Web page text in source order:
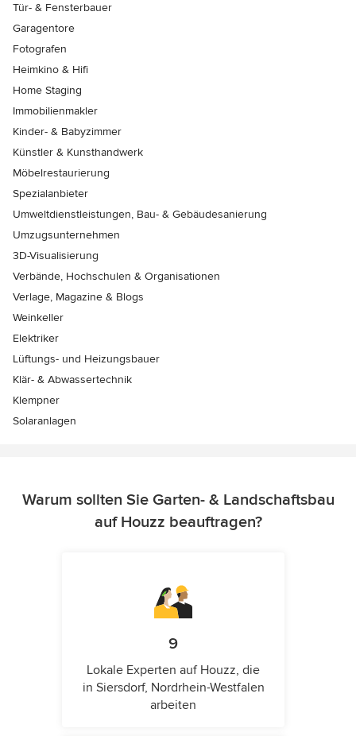
Tür- & Fensterbauer
Garagentore
Fotografen
Heimkino & Hifi
Home Staging
Immobilienmakler
Kinder- & Babyzimmer
Künstler & Kunsthandwerk
Möbelrestaurierung
Spezialanbieter
Umweltdienstleistungen, Bau- & Gebäudesanierung
Umzugsunternehmen
3D-Visualisierung
Verbände, Hochschulen & Organisationen
Verlage, Magazine & Blogs
Weinkeller
Elektriker
Lüftungs- und Heizungsbauer
Klär- & Abwassertechnik
Klempner
Solaranlagen
Warum sollten Sie Garten- & Landschaftsbau
auf Houzz beauftragen?
9
Lokale Experten auf Houzz, die
in Siersdorf, Nordrhein-Westfalen
arbeiten